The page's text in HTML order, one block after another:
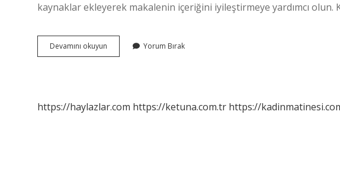
kaynaklar ekleyerek makalenin içeriğini iyileştirmeye yardımcı
Devamını okuyun
Milyonda
Yorum Bırak
https://haylazlar.com https://ketuna.com.tr https://